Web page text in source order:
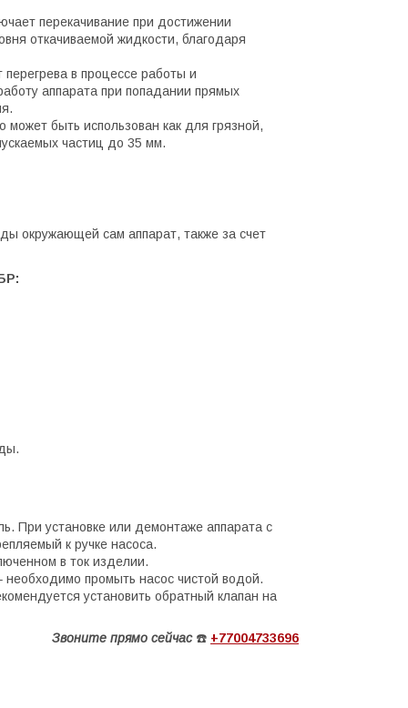
перекачивание при достижении
откачиваемой жидкости, благодаря
в процессе работы и
аппарата при попадании прямых
быть использован как для грязной,
частиц до 35 мм.
окружающей сам аппарат, также за счет
При установке или демонтаже аппарата с
к ручке насоса.
в ток изделии.
промыть насос чистой водой.
установить обратный клапан на
Звоните прямо сейчас ☎️ +77004733696